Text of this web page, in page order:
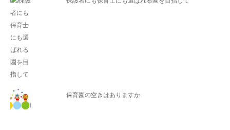
保育園の空きはありますか